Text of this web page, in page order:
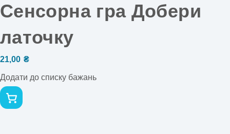
Сенсорна гра Добери
латочку
21,00 ₴
Додати до списку бажань